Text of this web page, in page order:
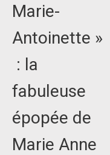
Marie-
Antoinette »
: la
fabuleuse
épopée de
Marie Anne